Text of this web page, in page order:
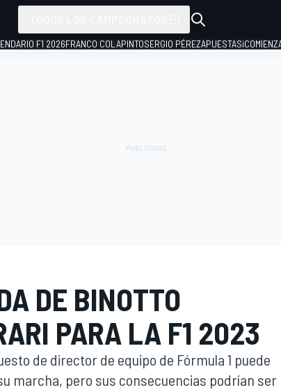
F1 2026FRANCO COLAPINTOSERGIO PÉREZAPUESTAS
DE BINOTTO
PARA LA F1 2023
de director de equipo de Fórmula 1 puede
marcha, pero sus consecuencias podrían ser